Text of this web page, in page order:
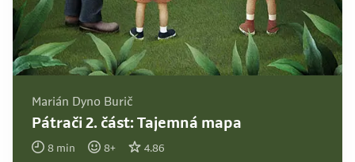
Marián Dyno Burič
Pátrači 2. část: Tajemná mapa
8 min 8+ 4.86